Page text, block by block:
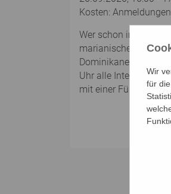
Kosten:
Wer schon immer
marianisches
Dominikaner in
Uhr alle
mit einer Führung in
Wir
für